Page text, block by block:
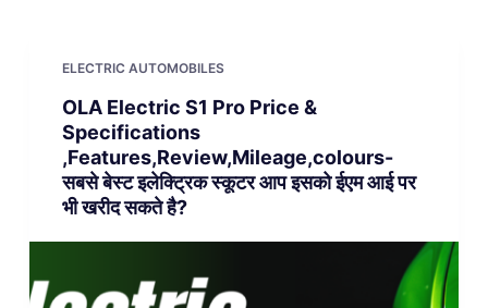
ELECTRIC AUTOMOBILES
OLA Electric S1 Pro Price &
Specifications
,Features,Review,Mileage,colours-
सबसे बेस्ट इलेक्ट्रिक स्कूटर आप इसको ईएम आई पर
भी खरीद सकते है?